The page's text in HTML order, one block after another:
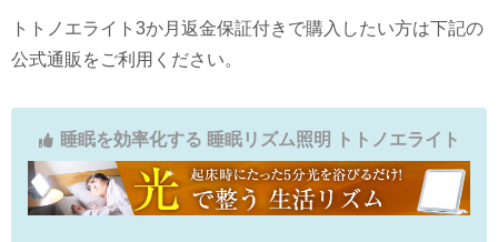
トトノエライト3か月返金保証付きで購入したい方は下記の
公式通販をご利用ください。
睡眠を効率化する 睡眠リズム照明 トトノエライト